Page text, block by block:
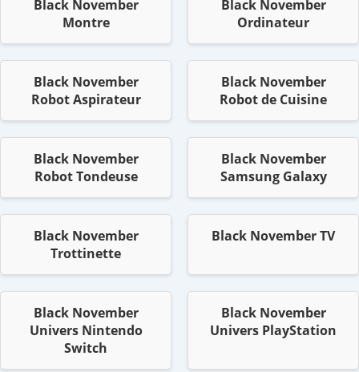
Black November
Montre
Black November
Ordinateur
Black November
Robot Aspirateur
Black November
Robot de Cuisine
Black November
Robot Tondeuse
Black November
Samsung Galaxy
Black November
Trottinette
Black November TV
Black November
Univers Nintendo
Switch
Black November
Univers PlayStation